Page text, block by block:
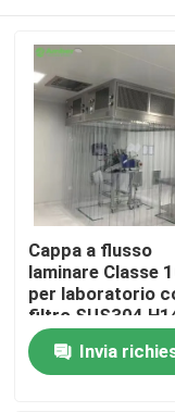
Casa
Cappa a flusso
laminare Classe
per laboratorio
filtro SUS304
99,9995% 0,3μm
Invia